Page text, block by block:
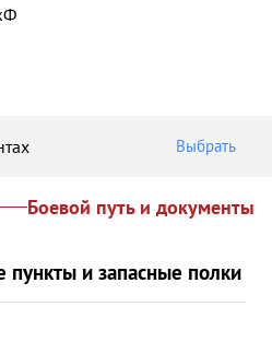
Выбрать
Боевой путь и документы
и запасные полки